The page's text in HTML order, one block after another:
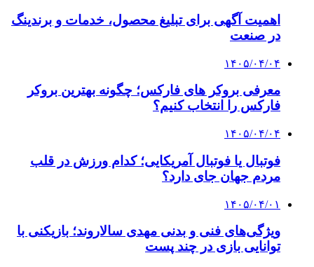
اهمیت آگهی برای تبلیغ محصول، خدمات و برندینگ
در صنعت
۱۴۰۵/۰۴/۰۴
معرفی بروکر های فارکس؛ چگونه بهترین بروکر
فارکس را انتخاب کنیم؟
۱۴۰۵/۰۴/۰۴
فوتبال یا فوتبال آمریکایی؛ کدام ورزش در قلب
مردم جهان جای دارد؟
۱۴۰۵/۰۴/۰۱
ویژگی‌های فنی و بدنی مهدی سالاروند؛ بازیکنی با
توانایی بازی در چند پست